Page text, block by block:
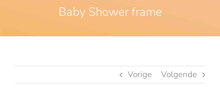
Baby Shower frame
Vorige Volgende